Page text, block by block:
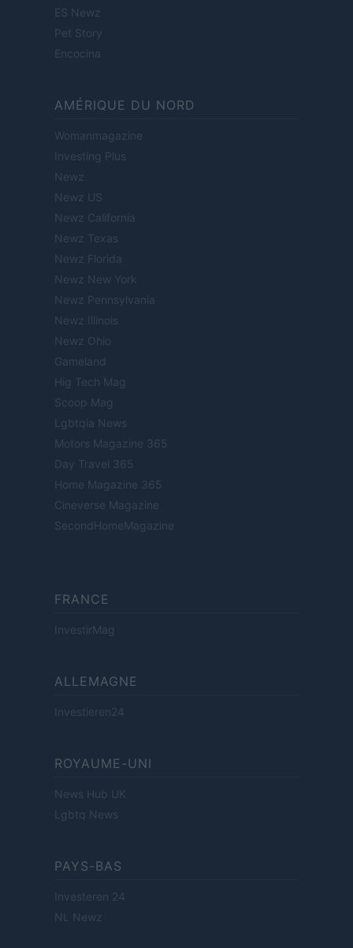
ES Newz
Pet Story
Encocina
AMÉRIQUE DU NORD
Womanmagazine
Investing Plus
Newz
Newz US
Newz California
Newz Texas
Newz Florida
Newz New York
Newz Pennsylvania
Newz Illinois
Newz Ohio
Gameland
Hig Tech Mag
Scoop Mag
Lgbtqia News
Motors Magazine 365
Day Travel 365
Home Magazine 365
Cineverse Magazine
SecondHomeMagazine
FRANCE
InvestirMag
ALLEMAGNE
Investieren24
ROYAUME-UNI
News Hub UK
Lgbtq News
PAYS-BAS
Investeren 24
NL Newz